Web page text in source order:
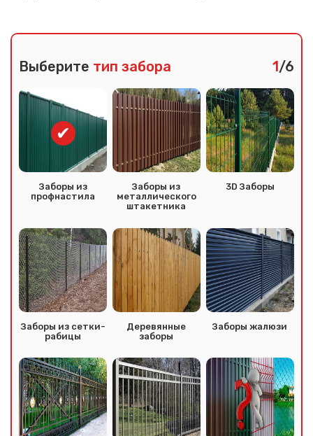
Выберите тип забора 1/6
Заборы из
профнастила
Заборы из
металлического
штакетника
3D Заборы
Заборы из сетки-
рабицы
Деревянные
заборы
Заборы жалюзи